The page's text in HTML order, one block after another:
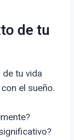
de tu
de tu vida
el sueño.